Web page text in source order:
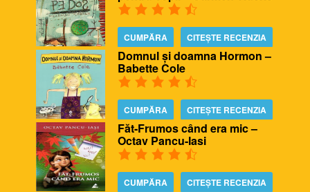
CUMPĂRA CITEȘTE RECENZIA
Domnul și doamna Hormon –
Babette Cole
CUMPĂRA CITEȘTE RECENZIA
Făt-Frumos când era mic –
Octav Pancu-Iasi
CUMPĂRA CITEȘTE RECENZIA